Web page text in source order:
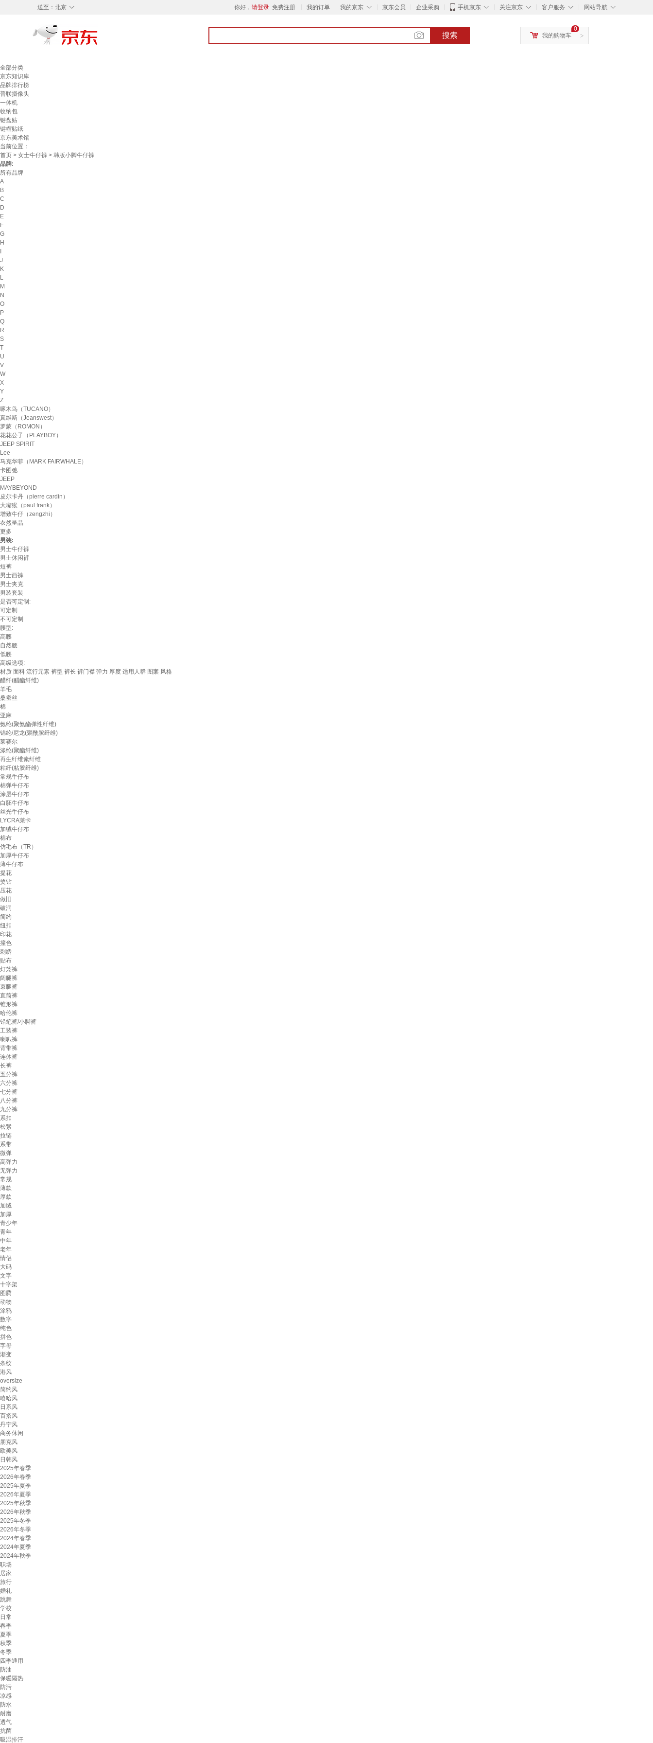
◇
送至： 北京 你好， 请登录 免费注册 我的订单 ◇
我的京东 京东会员 企业采购 ◇
手机京东 ◇
关注京东 ◇
客户服务 ◇
网站导航
搜索 >
0
我的购物车
全部分类
京东知识库
品牌排行榜
普联摄像头
一体机
收纳包
键盘贴
键帽贴纸
京东美术馆
当前位置：
首页 > 女士牛仔裤 > 韩版小脚牛仔裤
品牌:
所有品牌
A
B
C
D
E
F
G
H
J
K
L
M
N
O
P
Q
R
S
T
U
V
W
X
Y
Z
啄木鸟（TUCANO）
真维斯（Jeanswest）
罗蒙（ROMON）
花花公子（PLAYBOY）
JEEP SPIRIT
Lee
马克华菲（MARK FAIRWHALE）
卡图弛
JEEP
MAYBEYOND
皮尔卡丹（pierre cardin）
大嘴猴（paul frank）
增致牛仔（zengzhi）
衣然呈品
更多
男装:
男士牛仔裤
男士休闲裤
短裤
男士西裤
男士夹克
男装套装
是否可定制:
可定制
不可定制
腰型:
高腰
自然腰
低腰
高级选项:
材质 面料 流行元素 裤型 裤长 裤门襟 弹力 厚度 适用人群 图案 风格
醋纤(醋酯纤维)
羊毛
桑蚕丝
棉
亚麻
氨纶(聚氨酯弹性纤维)
锦纶/尼龙(聚酰胺纤维)
莱赛尔
涤纶(聚酯纤维)
再生纤维素纤维
粘纤(粘胶纤维)
常规牛仔布
棉弹牛仔布
涂层牛仔布
白胚牛仔布
丝光牛仔布
LYCRA莱卡
加绒牛仔布
棉布
仿毛布（TR）
加厚牛仔布
薄牛仔布
提花
烫钻
压花
做旧
破洞
简约
纽扣
印花
撞色
刺绣
贴布
灯笼裤
阔腿裤
束腿裤
直筒裤
锥形裤
哈伦裤
铅笔裤/小脚裤
工装裤
喇叭裤
背带裤
连体裤
长裤
五分裤
六分裤
七分裤
八分裤
九分裤
系扣
松紧
拉链
系带
微弹
高弹力
无弹力
常规
薄款
厚款
加绒
加厚
青少年
青年
中年
老年
情侣
大码
文字
十字架
图腾
动物
涂鸦
数字
纯色
拼色
字母
渐变
条纹
港风
oversize
简约风
嘻哈风
日系风
百搭风
丹宁风
商务休闲
朋克风
欧美风
日韩风
2025年春季
2026年春季
2025年夏季
2026年夏季
2025年秋季
2026年秋季
2025年冬季
2026年冬季
2024年春季
2024年夏季
2024年秋季
职场
居家
旅行
婚礼
跳舞
学校
日常
春季
夏季
秋季
冬季
四季通用
防油
保暖隔热
防污
凉感
防水
耐磨
透气
抗菌
吸湿排汗